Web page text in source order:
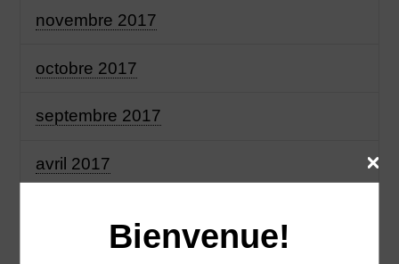
novembre 2017
octobre 2017
septembre 2017
avril 2017
Bienvenue!